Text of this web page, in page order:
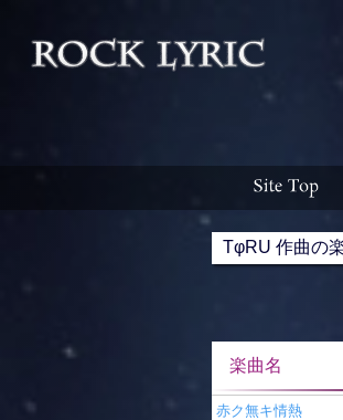
TφRU 作曲の
楽曲
赤ク無キ情熱